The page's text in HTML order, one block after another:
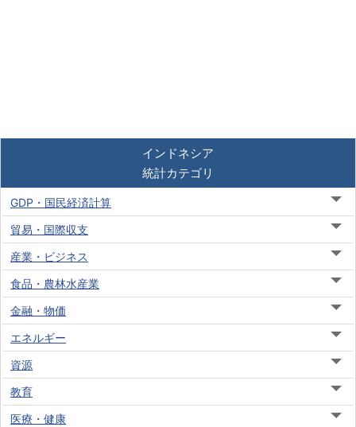
インドネシア
統計カテゴリ
GDP・国民経済計算
貿易・国際収支
産業・ビジネス
食品・農林水産業
金融・物価
エネルギー
資源
教育
医療・健康